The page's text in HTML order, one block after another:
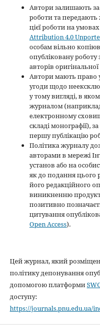
Автори залишають за
роботи та передають
цієї роботи на умовах
Attribution 4.0
особам вільно
опубліковану
авторів
Автори мають право
угоди щодо
у тому вигляді, в
журналом
електронному
складі монографії),
першу публікацію
Політика журналу
авторами в мережі
установ або на
як до подання цього
його редакційного
виникненню
позитивно
цитування
Open Access).
Цей журнал, який
політику депонування
допомогою платформи
доступу:
https://journals.pnu.edu.ua/